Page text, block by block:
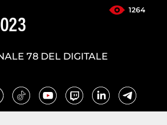
1264
78 DEL DIGITALE